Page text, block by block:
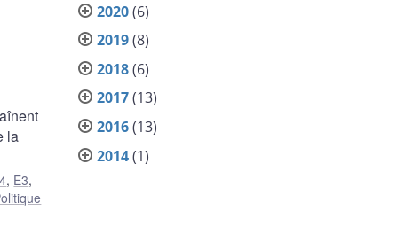
la
, E3,
2020(6)
2019(8)
2018(6)
2017(13)
2016(13)
2014(1)